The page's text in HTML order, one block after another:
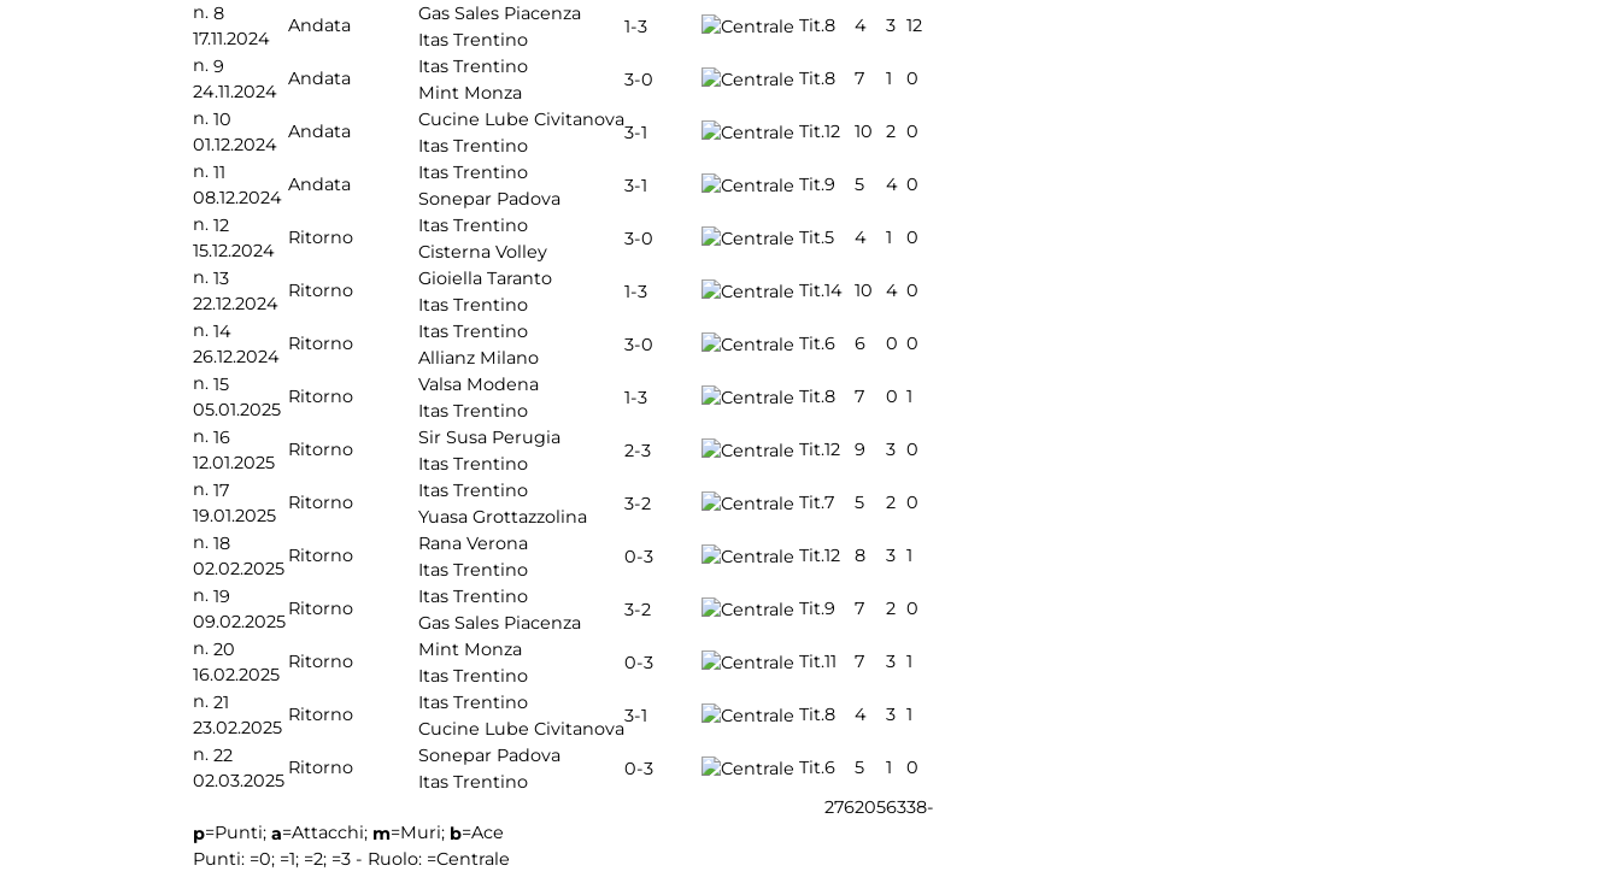
n. 8
17.11.2024
Andata
Gas Sales Piacenza
Itas Trentino
1-3 Tit.8 4 3 12
n. 9
24.11.2024
Andata
Itas Trentino
Mint Monza
3-0 Tit.8 7 1
0
n. 10
01.12.2024
Andata
Cucine Lube Civitanova
Itas Trentino
3-1 Tit.12 10 2 0
n. 11
08.12.2024
Andata
Itas Trentino
Sonepar Padova
3-1 Tit.9 5 4 0
n. 12
15.12.2024
Ritorno
Itas Trentino
Cisterna Volley
3-0 Tit.5 4 1
0
n. 13
22.12.2024
Ritorno
Gioiella Taranto
Itas Trentino
1-3 Tit.14 10 4 0
n. 14
26.12.2024
Ritorno
Itas Trentino
Allianz Milano
3-0 Tit.6 6 0 0
n. 15
05.01.2025
Ritorno
Valsa Modena
Itas Trentino
1-3 Tit.8 7 0 1
n. 16
12.01.2025
Ritorno
Sir Susa Perugia
Itas Trentino
2-3 Tit.12 9 3 0
n. 17
19.01.2025
Ritorno
Itas Trentino
Yuasa Grottazzolina
3-2 Tit.7 5 2 0
n. 18
02.02.2025
Ritorno
Rana Verona
Itas Trentino
0-3 Tit.12 8 3 1
n. 19
09.02.2025
Ritorno
Itas Trentino
Gas Sales Piacenza
3-2 Tit.9 7 2 0
n. 20
16.02.2025
Ritorno
Mint Monza
Itas Trentino
0-3 Tit.11 7 3 1
n. 21
23.02.2025
Ritorno
Itas Trentino
Cucine Lube Civitanova
3-1 Tit.8 4 3 1
n. 22
02.03.2025
Ritorno
Sonepar Padova
Itas Trentino
0-3 Tit.6 5 1
0
2762056338-
p=Punti; a=Attacchi; m=Muri; b=Ace
Punti: =0; =1; =2; =3 - Ruolo: =Centrale